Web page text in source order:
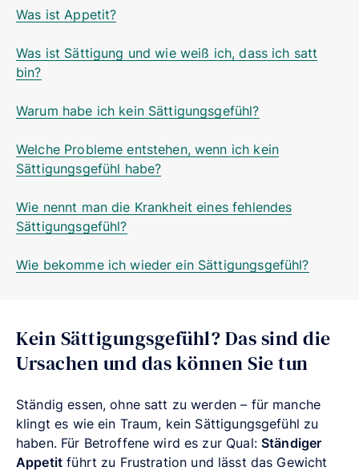
Was ist Appetit?
Was ist Sättigung und wie weiß ich, dass ich satt
bin?
Warum habe ich kein Sättigungsgefühl?
Welche Probleme entstehen, wenn ich kein
Sättigungsgefühl habe?
Wie nennt man die Krankheit eines fehlendes
Sättigungsgefühl?
Wie bekomme ich wieder ein Sättigungsgefühl?
Kein Sättigungsgefühl? Das sind die
Ursachen und das können Sie tun
Ständig essen, ohne satt zu werden – für manche
klingt es wie ein Traum, kein Sättigungsgefühl zu
haben. Für Betroffene wird es zur Qual: Ständiger
Appetit führt zu Frustration und lässt das Gewicht